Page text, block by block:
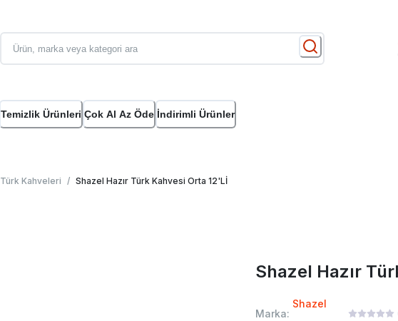
Temizlik Ürünleri Çok Al Az Öde İndirimli Ürünler
Türk Kahveleri / Shazel Hazır Türk Kahvesi Orta 12'Lİ
Shazel Hazır
Marka:
Shazel